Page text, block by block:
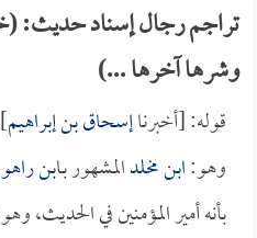
تراجم رجال إسناد حديث:
وشرها آخرها ...)
قوله: [أخبرناإسحاق بن إبراهيم
وهو:ابن مخلدالمشهور بـابن
بأنه أمير المؤمنين في الحديث،